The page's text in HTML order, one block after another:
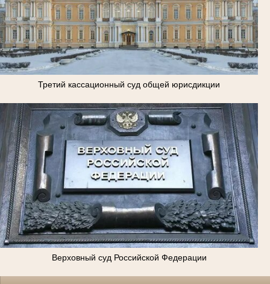
Третий кассационный суд общей юрисдикции
Верховный суд Российской Федерации